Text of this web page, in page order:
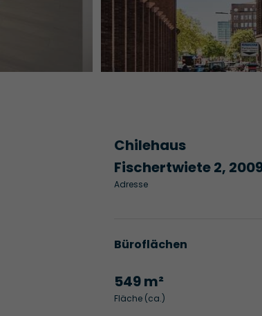
Chilehaus
Fischertwiete 2,
Adresse
Büroflächen
549 m²
Fläche (ca.)